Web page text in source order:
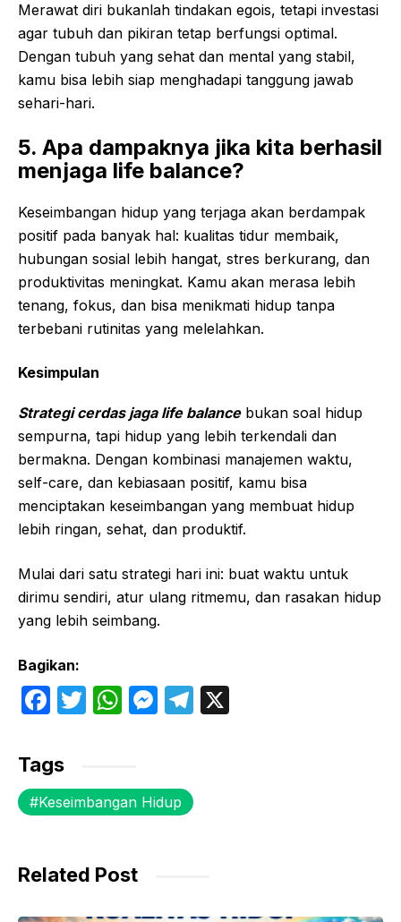
Merawat diri bukanlah tindakan egois, tetapi investasi
agar tubuh dan pikiran tetap berfungsi optimal.
Dengan tubuh yang sehat dan mental yang stabil,
kamu bisa lebih siap menghadapi tanggung jawab
sehari-hari.
5. Apa dampaknya jika kita berhasil
menjaga life balance?
Keseimbangan hidup yang terjaga akan berdampak
positif pada banyak hal: kualitas tidur membaik,
hubungan sosial lebih hangat, stres berkurang, dan
produktivitas meningkat. Kamu akan merasa lebih
tenang, fokus, dan bisa menikmati hidup tanpa
terbebani rutinitas yang melelahkan.
Kesimpulan
Strategi cerdas jaga life balancebukan soal hidup
sempurna, tapi hidup yang lebih terkendali dan
bermakna. Dengan kombinasi manajemen waktu,
self-care, dan kebiasaan positif, kamu bisa
menciptakan keseimbangan yang membuat hidup
lebih ringan, sehat, dan produktif.
Mulai dari satu strategi hari ini: buat waktu untuk
dirimu sendiri, atur ulang ritmemu, dan rasakan hidup
yang lebih seimbang.
Bagikan:
F
c
e
b
o
T
er
W
s
A
p
M
s
e
T
Tags
Keseimbangan Hidup
Related Post